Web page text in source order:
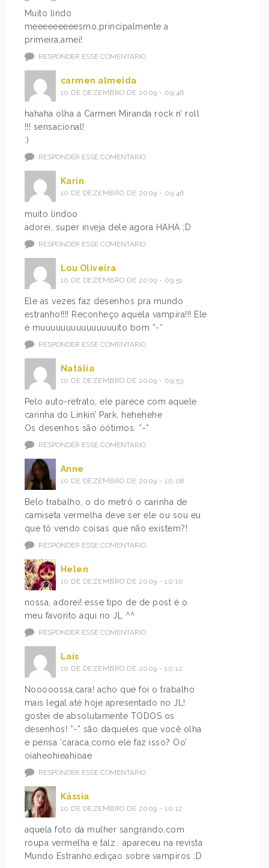
Muito lindo
meeeeeeeeesmo,principalmente a
primeira,amei!
RESPONDER ESSE COMENTÁRIO
carmen almeida
10 DE DEZEMBRO DE 2009 - 09:46
hahaha olha a Carmen Miranda rock n’ roll
!!! sensacional!
:)
RESPONDER ESSE COMENTÁRIO
Karin
10 DE DEZEMBRO DE 2009 - 09:46
muito lindoo
adorei, super inveja dele agora HAHA ;D
RESPONDER ESSE COMENTÁRIO
Lou Oliveira
10 DE DEZEMBRO DE 2009 - 09:51
Ele as vezes faz desenhos pra mundo
estranho!!!! Reconheço aquela vampira!!! Ele
é muuuuuuuuuuuuuuuito bom *-*
RESPONDER ESSE COMENTÁRIO
Natália
10 DE DEZEMBRO DE 2009 - 09:53
Pelo auto-retrato, ele parece com aquele
carinha do Linkin’ Park, hehehehe
Os desenhos são óótimos. *-*
RESPONDER ESSE COMENTÁRIO
Anne
10 DE DEZEMBRO DE 2009 - 10:08
Belo trabalho, o do metrô o carinha de
camiseta vermelha deve ser ele ou sou eu
que tô vendo coisas que não existem?!
RESPONDER ESSE COMENTÁRIO
Helen
10 DE DEZEMBRO DE 2009 - 10:10
nossa, adorei! esse tipo de de post é o
meu favorito aqui no JL ^^
RESPONDER ESSE COMENTÁRIO
Laís
10 DE DEZEMBRO DE 2009 - 10:12
Nooooossa,cara! acho que foi o trabalho
mais legal até hoje apresentado no JL!
gostei de absolutamente TODOS os
desenhos! *-* são daqueles que você olha
e pensa ‘caraca,como ele faz isso? Oo’
oiaheohieahioae
RESPONDER ESSE COMENTÁRIO
Kássia
10 DE DEZEMBRO DE 2009 - 10:12
aquela foto da mulher sangrando,com
roupa vermelha e talz.. apareceu na revista
Mundo Estranho,ediçao sobre vampiros :D